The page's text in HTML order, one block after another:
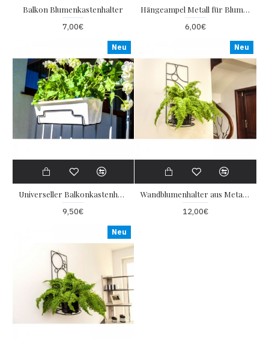
Balkon Blumenkastenhalter
7,00€
Hängeampel Metall für Blumen
6,00€
Neu
Universeller Balkonkastenhalter Metall
9,50€
Neu
Wandblumenhalter aus Metall mit Regenbogenmotiv
12,00€
Neu